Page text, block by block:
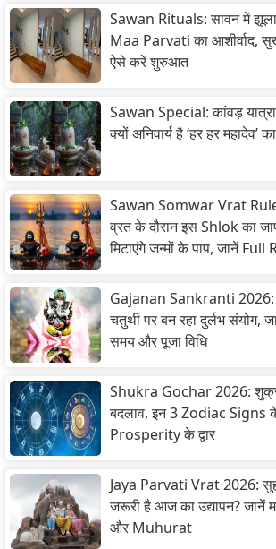
Sawan Rituals: सावन में
Maa Parvati का आशीर्वाद,
ऐसे करें शुरुआत
Sawan Special: कांवड़
क्यों अनिवार्य है ‘हर हर महादेव’
Sawan Somwar Vrat
व्रत के दौरान इस Shlok का
मिटाएंगे जन्मों के पाप, जानें Full
Gajanan Sankranti 2026:
चतुर्थी पर बन रहा दुर्लभ संयोग,
समय और पूजा विधि
Shukra Gochar 2026:
बदलाव, इन 3 Zodiac Signs
Prosperity के द्वार
Jaya Parvati Vrat 2026:
जरूरी है आज का उद्यापन? जानें
और Muhurat